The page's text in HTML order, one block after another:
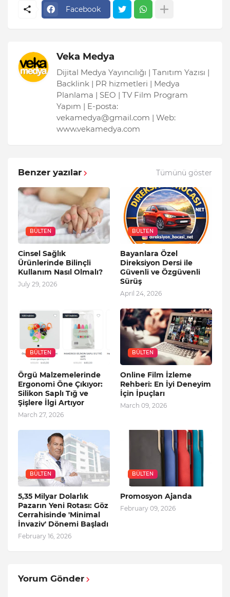
Facebook
Veka Medya
Dijital Medya Yayıncılığı | Tanıtım Yazısı |
Backlink | PR hizmetleri | Medya
Planlama | SEO | TV Film Program
Yapım | E-posta:
vekamedya@gmail.com | Web:
www.vekamedya.com
Benzer yazılar Tümünü göster
BÜLTEN
Cinsel Sağlık
Ürünlerinde Bilinçli
Kullanım Nasıl Olmalı?
July 29, 2026
BÜLTEN
Bayanlara Özel
Direksiyon Dersi ile
Güvenli ve Özgüvenli
Sürüş
April 24, 2026
BÜLTEN
Örgü Malzemelerinde
Ergonomi Öne Çıkıyor:
Silikon Saplı Tığ ve
Şişlere İlgi Artıyor
March 27, 2026
BÜLTEN
Online Film İzleme
Rehberi: En İyi Deneyim
İçin İpuçları
March 09, 2026
BÜLTEN
5,35 Milyar Dolarlık
Pazarın Yeni Rotası: Göz
Cerrahisinde 'Minimal
İnvaziv' Dönemi Başladı
February 16, 2026
BÜLTEN
Promosyon Ajanda
February 09, 2026
Yorum Gönder